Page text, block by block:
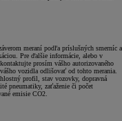
meraní podľa príslušných smerníc a
Pre ďalšie informácie, alebo v
prosím vášho autorizovaného
vozidla odlišovať od tohto merania.
profil, stav vozovky, dopravná
pneumatiky, zaťaženie či počet
emisie CO2.